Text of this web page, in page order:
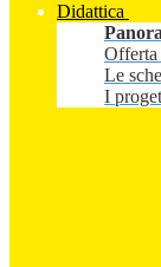
Didattica
Offerta
Le
I